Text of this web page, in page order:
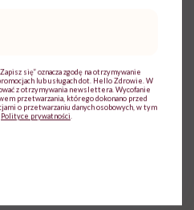
której temat zdrowia zawsze
była m.in. z TVN,
Prasową i Wirtualną Polską
się” oznacza zgodę na otrzymywanie
lub usługach dot. Hello Zdrowie. W
z otrzymywania newslettera. Wycofanie
przetwarzania, którego dokonano przed
o przetwarzaniu danych osobowych, w tym
Polityce prywatności